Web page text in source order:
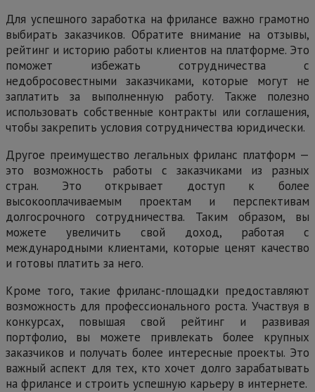
Для успешного заработка на фрилансе важно грамотно
выбирать заказчиков. Обратите внимание на отзывы,
рейтинг и историю работы клиентов на платформе. Это
поможет избежать сотрудничества с
недобросовестными заказчиками, которые могут не
заплатить за выполненную работу. Также полезно
использовать собственные контракты или соглашения,
чтобы закрепить условия сотрудничества юридически.
Другое преимущество легальных фриланс платформ —
это возможность работы с заказчиками из разных
стран. Это открывает доступ к более
высокооплачиваемым проектам и перспективам
долгосрочного сотрудничества. Таким образом, вы
можете увеличить свой доход, работая с
международными клиентами, которые ценят качество
и готовы платить за него.
Кроме того, такие фриланс-площадки предоставляют
возможность для профессионального роста. Участвуя в
конкурсах, повышая свой рейтинг и развивая
портфолио, вы можете привлекать более крупных
заказчиков и получать более интересные проекты. Это
важный аспект для тех, кто хочет долго зарабатывать
на фрилансе и строить успешную карьеру в интернете.